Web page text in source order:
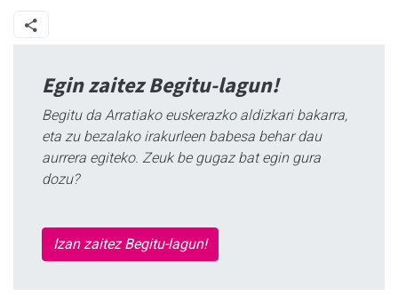
Egin zaitez Begitu-lagun!
Begitu da Arratiako euskerazko aldizkari bakarra,
eta zu bezalako irakurleen babesa behar dau
aurrera egiteko. Zeuk be gugaz bat egin gura
dozu?
Izan zaitez Begitu-lagun!